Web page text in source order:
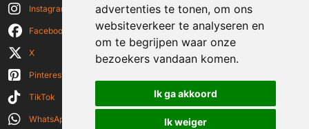
advertenties te tonen, om ons
websiteverkeer te analyseren en
om te begrijpen waar onze
bezoekers vandaan komen.
Ik ga akkoord
Ik weiger
Instagram
Facebook
X
Pinterest
TikTok
WhatsApp